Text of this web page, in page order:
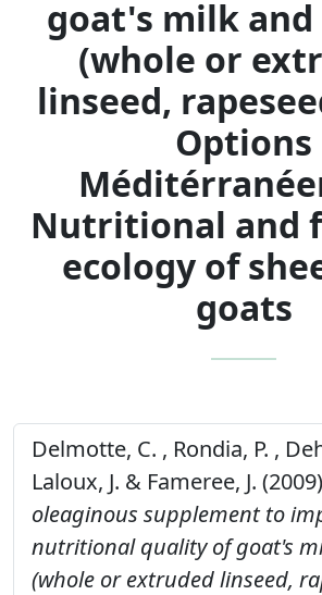
goat's milk and
(whole or
linseed,
Options
Nutritional and
ecology of
goats
Delmotte, C. , Rondia, P. ,
Laloux, J. & Fameree, J.
oleaginous supplement to
nutritional quality of goat's
(whole or extruded linseed,